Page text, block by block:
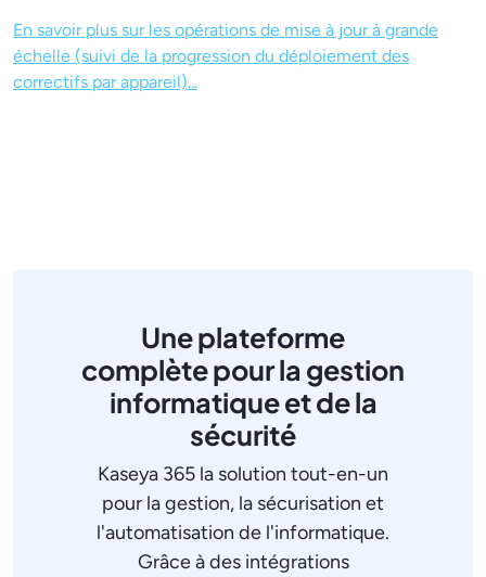
En savoir plus sur les opérations de mise à jour à grande
échelle (suivi de la progression du déploiement des
correctifs par appareil)...
Une plateforme
complète pour la gestion
informatique et de la
sécurité
Kaseya 365 la solution tout-en-un
pour la gestion, la sécurisation et
l'automatisation de l'informatique.
Grâce à des intégrations